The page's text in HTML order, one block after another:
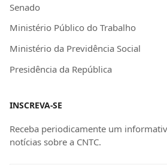
Senado
Ministério Público do Trabalho
Ministério da Previdência Social
Presidência da República
INSCREVA-SE
Receba periodicamente um
notícias sobre a CNTC.